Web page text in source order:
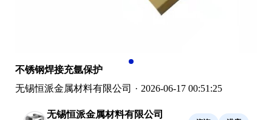
不锈钢焊接充氩保护
无锡恒派金属材料有限公司 · 2026-06-17 00:51:25
无锡恒派金属材料有限公司